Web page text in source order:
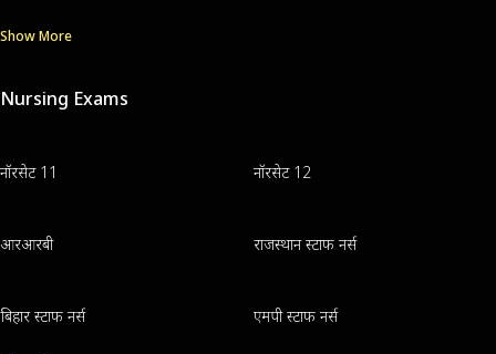
Show More
Nursing Exams
नॉरसेट 11 नॉरसेट 12
आरआरबी राजस्थान स्टाफ नर्स
बिहार स्टाफ नर्स एमपी स्टाफ नर्स